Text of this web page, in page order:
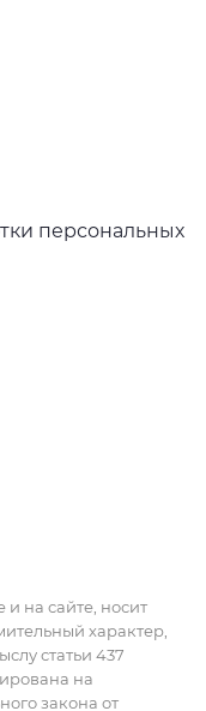
персональных
на сайте, носит
характер,
статьи 437
на
закона от